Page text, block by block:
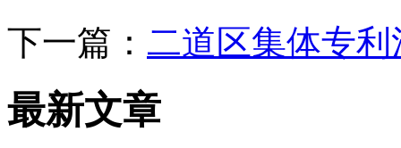
下一篇： 二道区集体专
最新文章